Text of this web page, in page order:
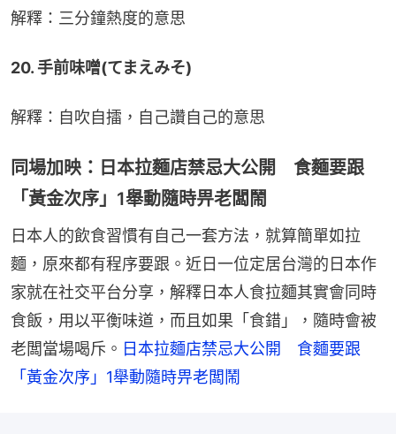
解釋：三分鐘熱度的意思
20. 手前味噌(てまえみそ)
解釋：自吹自擂，自己讚自己的意思
同場加映：日本拉麵店禁忌大公開 食麵要跟
「黃金次序」1舉動隨時畀老闆鬧
日本人的飲食習慣有自己一套方法，就算簡單如拉
麵，原來都有程序要跟。近日一位定居台灣的日本作
家就在社交平台分享，解釋日本人食拉麵其實會同時
食飯，用以平衡味道，而且如果「食錯」，隨時會被
老闆當場喝斥。 日本拉麵店禁忌大公開　食麵要跟
「黃金次序」1舉動隨時畀老闆鬧